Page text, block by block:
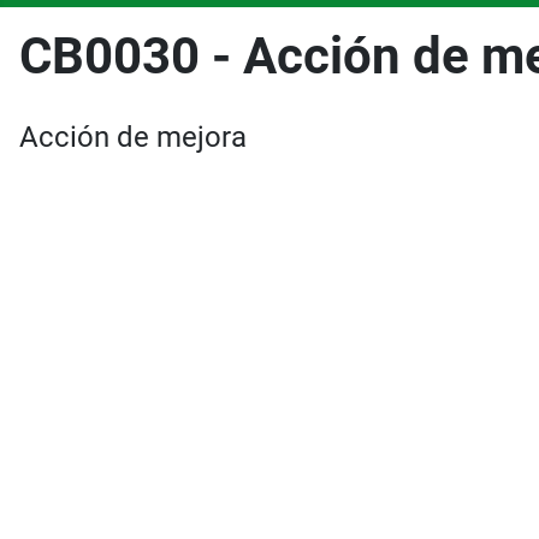
CB0030 - Acción de
Acción de mejora